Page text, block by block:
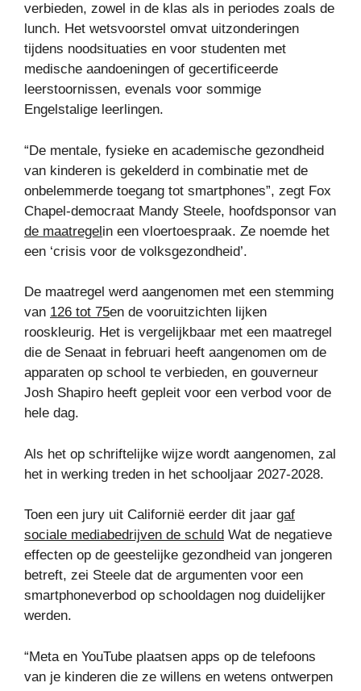
verbieden, zowel in de klas als in periodes zoals de
lunch. Het wetsvoorstel omvat uitzonderingen
tijdens noodsituaties en voor studenten met
medische aandoeningen of gecertificeerde
leerstoornissen, evenals voor sommige
Engelstalige leerlingen.
“De mentale, fysieke en academische gezondheid
van kinderen is gekelderd in combinatie met de
onbelemmerde toegang tot smartphones”, zegt Fox
Chapel-democraat Mandy Steele, hoofdsponsor van
de maatregelin een vloertoespraak. Ze noemde het
een ‘crisis voor de volksgezondheid’.
De maatregel werd aangenomen met een stemming
van 126 tot 75en de vooruitzichten lijken
rooskleurig. Het is vergelijkbaar met een maatregel
die de Senaat in februari heeft aangenomen om de
apparaten op school te verbieden, en gouverneur
Josh Shapiro heeft gepleit voor een verbod voor de
hele dag.
Als het op schriftelijke wijze wordt aangenomen, zal
het in werking treden in het schooljaar 2027-2028.
Toen een jury uit Californië eerder dit jaar gaf
sociale mediabedrijven de schuld Wat de negatieve
effecten op de geestelijke gezondheid van jongeren
betreft, zei Steele dat de argumenten voor een
smartphoneverbod op schooldagen nog duidelijker
werden.
“Meta en YouTube plaatsen apps op de telefoons
van je kinderen die ze willens en wetens ontwerpen